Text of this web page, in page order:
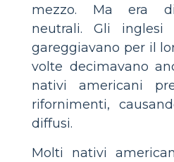
mezzo. Ma era
neutrali. Gli
gareggiavano per il
volte decimavano
nativi americani
rifornimenti,
diffusi.
Molti nativi